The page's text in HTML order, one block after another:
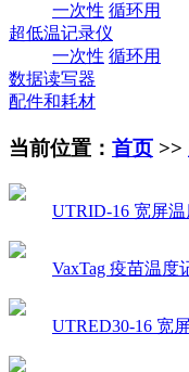
一次性 循环用
超低温记录仪
一次性 循环用
数据读写器
配件和耗材
当前位置： 首页 >>
UTRID-16 宽屏
VaxTag 疫苗温度
UTRED30-16 宽